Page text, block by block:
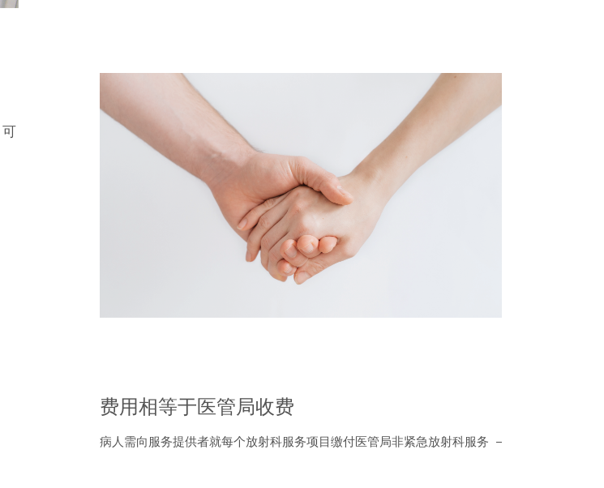
费用相等于医管局收费
病人需向服务提供者就每个放射科服务项目缴付医管局非紧急放射科服务 – 高端项目收费水